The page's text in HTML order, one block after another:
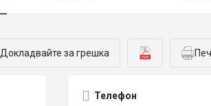
Докладвайте за грешка
Телефон